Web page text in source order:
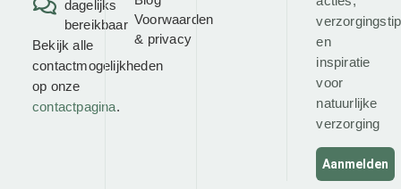
dagelijks
bereikbaar
Bekijk alle
contactmogelijkheden
op onze
contactpagina.
Voorwaarden
& privacy
en
inspiratie
voor
natuurlijke
verzorging
Aanmelden